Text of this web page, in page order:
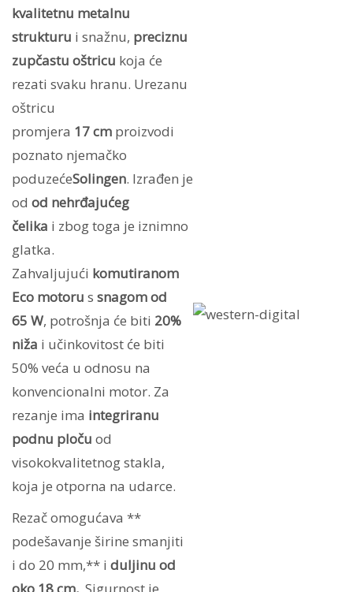
kvalitetnu metalnu
strukturu i snažnu, preciznu
zupčastu oštricu koja će
rezati svaku hranu. Urezanu
oštricu
promjera 17 cm proizvodi
poznato njemačko
poduzećeSolingen. Izrađen je
od od nehrđajućeg
čelika i zbog toga je iznimno
glatka.
Zahvaljujući komutiranom
Eco motoru s snagom od
65 W, potrošnja će biti 20%
niža i učinkovitost će biti
50% veća u odnosu na
konvencionalni motor. Za
rezanje ima integriranu
podnu ploču od
visokokvalitetnog stakla,
koja je otporna na udarce.
Rezač omogućava **
podešavanje širine smanjiti
i do 20 mm,** i duljinu od